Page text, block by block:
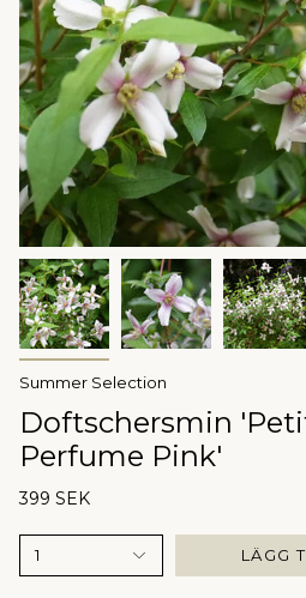
Summer Selection
Doftschersmin
Perfume Pink'
399 SEK
1 LÄGG